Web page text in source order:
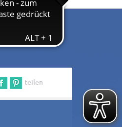
teilen